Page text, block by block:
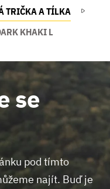
TRIČKA A TÍLKA
KHAKI L
se
pod tímto
najít. Buď je